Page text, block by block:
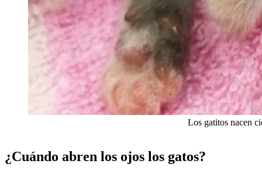
Los gatitos nacen
¿Cuándo abren los ojos los gatos?